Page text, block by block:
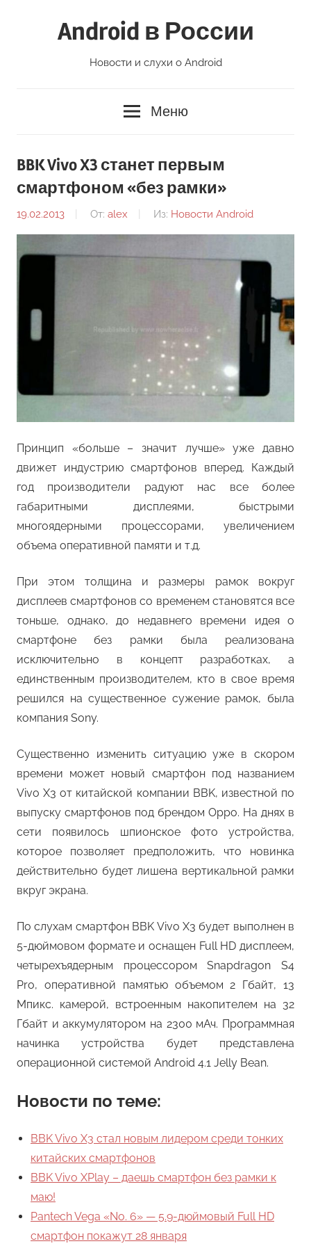
Android в России
Новости и слухи о Android
Меню
BBK Vivo X3 станет первым
смартфоном «без рамки»
19.02.2013 От: alex Из: Новости Android
Принцип «больше – значит лучше» уже давно
движет индустрию смартфонов вперед. Каждый
год производители радуют нас все более
габаритными дисплеями, быстрыми
многоядерными процессорами, увеличением
объема оперативной памяти и т.д.
При этом толщина и размеры рамок вокруг
дисплеев смартфонов со временем становятся все
тоньше, однако, до недавнего времени идея о
смартфоне без рамки была реализована
исключительно в концепт разработках, а
единственным производителем, кто в свое время
решился на существенное сужение рамок, была
компания Sony.
Существенно изменить ситуацию уже в скором
времени может новый смартфон под названием
Vivo X3 от китайской компании BBK, известной по
выпуску смартфонов под брендом Oppo. На днях в
сети появилось шпионское фото устройства,
которое позволяет предположить, что новинка
действительно будет лишена вертикальной рамки
вкруг экрана.
По слухам смартфон BBK Vivo X3 будет выполнен в
5-дюймовом формате и оснащен Full HD дисплеем,
четырехъядерным процессором Snapdragon S4
Pro, оперативной памятью объемом 2 Гбайт, 13
Мпикс. камерой, встроенным накопителем на 32
Гбайт и аккумулятором на 2300 мАч. Программная
начинка устройства будет представлена
операционной системой Android 4.1 Jelly Bean.
Новости по теме:
BBK Vivo X3 стал новым лидером среди тонких
китайских смартфонов
BBK Vivo XPlay – даешь смартфон без рамки к
маю!
Pantech Vega «No. 6» — 5.9-дюймовый Full HD
смартфон покажут 28 января